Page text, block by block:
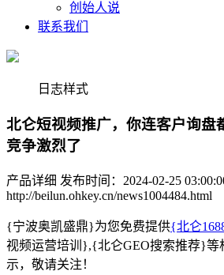
创始人说
联系我们
日志样式
北仑短视频推广，你连客户询盘
竞争激烈了
产品详细 发布时间：2024-02-25
http://beilun.ohkey.cn/news1004484.html
{宁波奥凯盛鼎}为您免费提供{北仑
视频运营培训},{北仑GEO搜索推荐}等
示，敬请关注！